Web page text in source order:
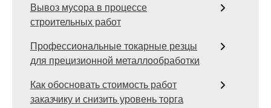
Вывоз мусора в процессе
строительных работ
Профессиональные токарные резцы
для прецизионной металлообработки
Как обосновать стоимость работ
заказчику и снизить уровень торга